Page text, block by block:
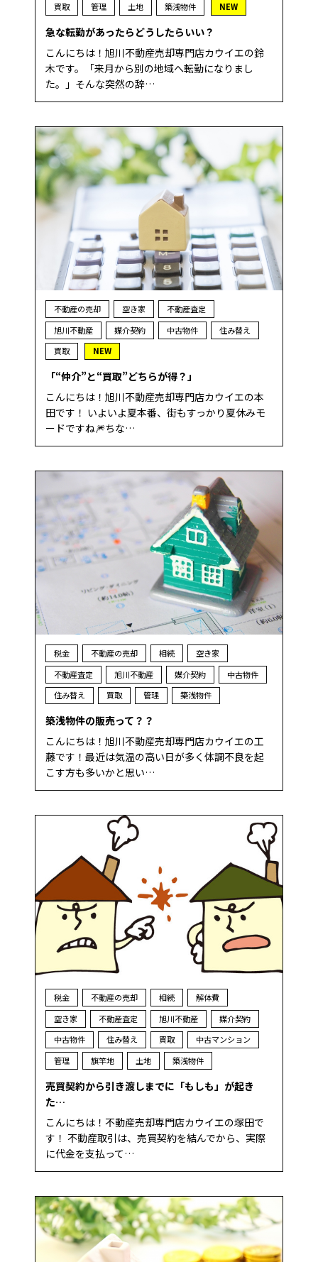
買取
管理 土地 築浅物件 NEW
急な転勤があったらどうしたらいい？
こんにちは！旭川不動産売却専門店カウイエの鈴
木です。「来月から別の地域へ転勤になりまし
た。」そんな突然の辞…
不動産の売却 空き家
不動産査定
旭川不動産
媒介契約 中古物件
住み替え
買取
NEW
「“仲介”と“買取”どちらが得？」
こんにちは！旭川不動産売却専門店カウイエの本
田です！ いよいよ夏本番、街もすっかり夏休みモ
ードですね🎆ちな…
税金 不動産の売却 相続
空き家
不動産査定
旭川不動産 媒介契約
中古物件
住み替え
買取 管理 築浅物件
築浅物件の販売って？？
こんにちは！旭川不動産売却専門店カウイエの工
藤です！最近は気温の高い日が多く体調不良を起
こす方も多いかと思い…
税金 不動産の売却 相続
解体費
空き家
不動産査定 旭川不動産
媒介契約
中古物件
住み替え 買取
中古マンション
管理
旗竿地 土地 築浅物件
売買契約から引き渡しまでに「もしも」が起き
た…
こんにちは！不動産売却専門店カウイエの塚田で
す！ 不動産取引は、売買契約を結んでから、実際
に代金を支払って…